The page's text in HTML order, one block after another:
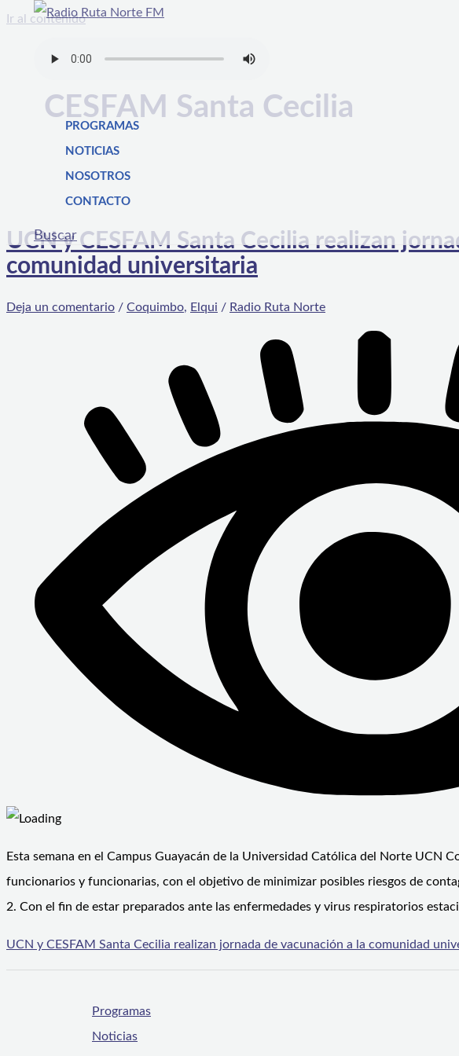
Ir al contenido
PROGRAMAS
NOTICIAS
NOSOTROS
CONTACTO
Buscar
CESFAM Santa Cecilia
UCN y CESFAM Santa Cecilia realizan
comunidad universitaria
Deja un comentario / Coquimbo, Elqui / Radio Ruta Norte
Esta semana en el Campus Guayacán de la Universidad Católica del Norte UCN
funcionarios y funcionarias, con el objetivo de minimizar posibles riesgos de
2. Con el fin de estar preparados ante las enfermedades y virus respiratorios
UCN y CESFAM Santa Cecilia realizan jornada de vacunación a la comunidad
Programas
Noticias